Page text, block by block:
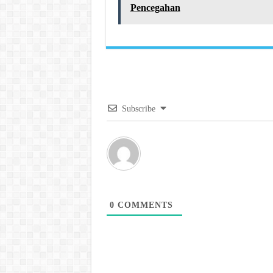
Pencegahan
Subscribe
0 COMMENTS